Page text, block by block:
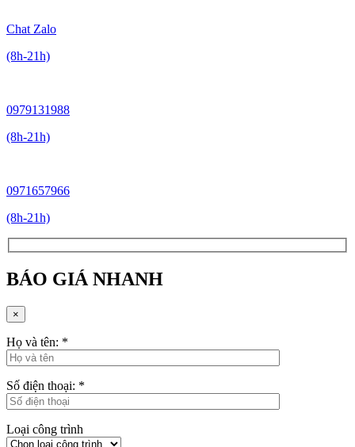
Chat Zalo
(8h-21h)
0979131988
(8h-21h)
0971657966
(8h-21h)
BÁO GIÁ NHANH
×
Họ và tên: *
Số điện thoại: *
Loại công trình